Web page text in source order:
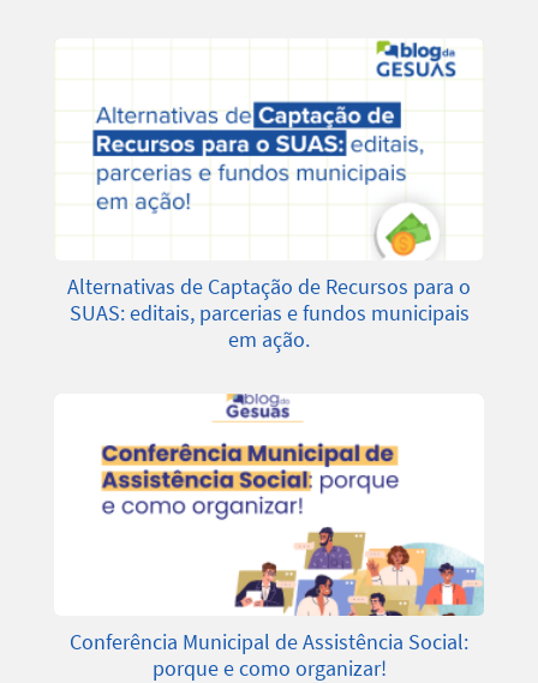
Alternativas de Captação de Recursos para o
SUAS: editais, parcerias e fundos municipais
em ação.
Conferência Municipal de Assistência Social:
porque e como organizar!